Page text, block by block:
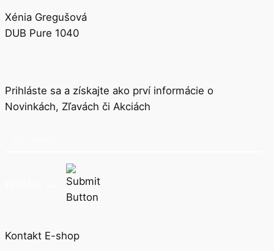
Xénia Gregušová
DUB Pure 1040
Prihláste sa a získajte ako prví informácie o
Novinkách, Zľavách či Akciách
Kontakt E-shop